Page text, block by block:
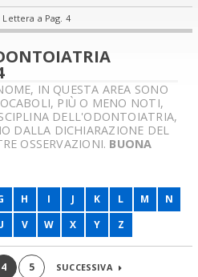
a Pag. 4
IN QUESTA AREA SONO
PIÙ O MENO NOTI,
DELL'ODONTOIATRIA,
DALLA DICHIARAZIONE DEL
OSSERVAZIONI. BUONA
H I J K L M
N
V W X Y Z
4 5 SUCCESSIVA